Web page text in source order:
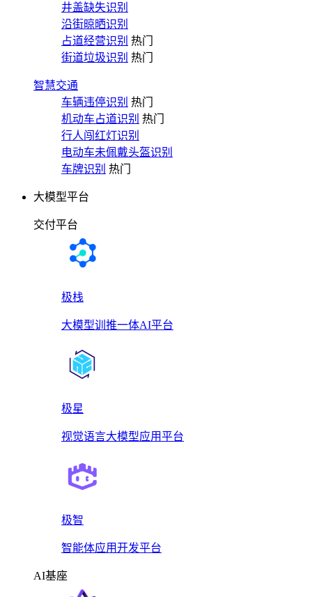
井盖缺失识别
沿街晾晒识别
占道经营识别 热门
街道垃圾识别 热门
智慧交通
车辆违停识别 热门
机动车占道识别 热门
行人闯红灯识别
电动车未佩戴头盔识别
车牌识别 热门
大模型平台
交付平台
极栈
大模型训推一体AI平台
极星
视觉语言大模型应用平台
极智
智能体应用开发平台
AI基座